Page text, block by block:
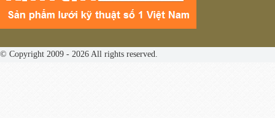
© Copyright 2009 - 2026 All rights reserved.